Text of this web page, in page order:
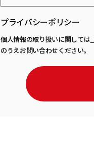
プライバシーポリシー
個人情報の取り扱いに関しては
のうえお問い合わせください。